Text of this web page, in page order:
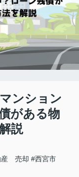
ンション
がある物
説
産 売却 #西宮市